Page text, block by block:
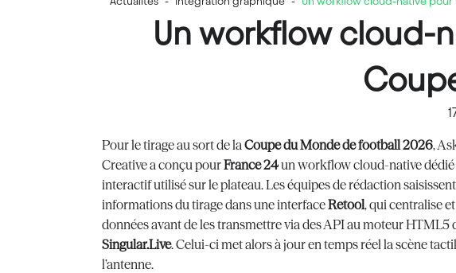
Un workflow cloud-
Pour le tirage au sort de la Coupe du Monde de football 2026,
Creative a conçu pourFrance 24un workflow cloud-native dédié
interactif utilisé sur le plateau. Les équipes de rédaction
informations du tirage dans une interfaceRetool, qui centralise
données avant de les transmettrevia des APIau moteur HTML5
Singular.Live. Celui-ci met alors à jour en temps réel la scène
l’antenne.